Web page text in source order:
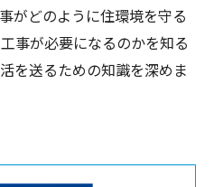
がどのように住環境を守る
事が必要になるのかを知る
を送るための知識を深めま